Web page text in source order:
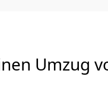
Umzug